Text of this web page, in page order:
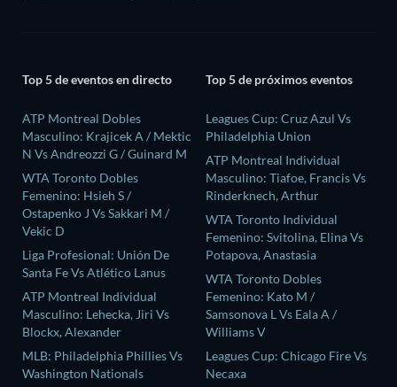
Top 5 de eventos en directo
ATP Montreal Dobles
Masculino: Krajicek A / Mektic
N Vs Andreozzi G / Guinard M
WTA Toronto Dobles
Femenino: Hsieh S /
Ostapenko J Vs Sakkari M /
Vekic D
Liga Profesional: Unión De
Santa Fe Vs Atlético Lanus
ATP Montreal Individual
Masculino: Lehecka, Jiri Vs
Blockx, Alexander
MLB: Philadelphia Phillies Vs
Washington Nationals
Top 5 de próximos eventos
Leagues Cup: Cruz Azul Vs
Philadelphia Union
ATP Montreal Individual
Masculino: Tiafoe, Francis Vs
Rinderknech, Arthur
WTA Toronto Individual
Femenino: Svitolina, Elina Vs
Potapova, Anastasia
WTA Toronto Dobles
Femenino: Kato M /
Samsonova L Vs Eala A /
Williams V
Leagues Cup: Chicago Fire Vs
Necaxa